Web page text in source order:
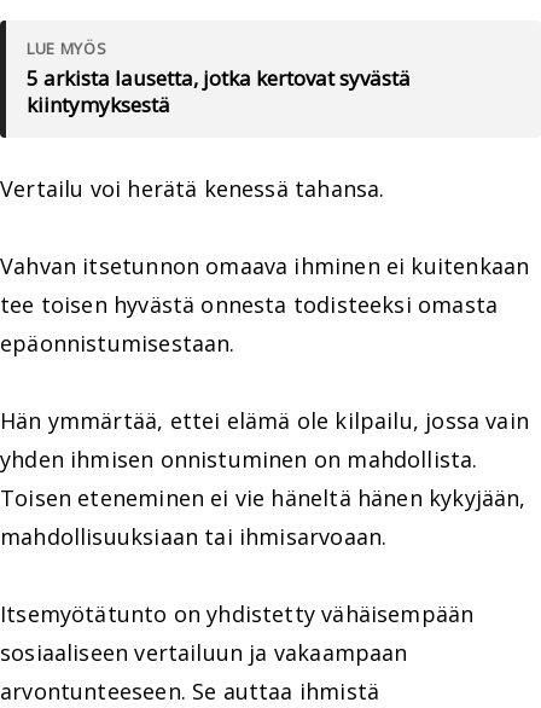
LUE MYÖS
5 arkista lausetta, jotka kertovat syvästä
kiintymyksestä
Vertailu voi herätä kenessä tahansa.
Vahvan itsetunnon omaava ihminen ei kuitenkaan
tee toisen hyvästä onnesta todisteeksi omasta
epäonnistumisestaan.
Hän ymmärtää, ettei elämä ole kilpailu, jossa vain
yhden ihmisen onnistuminen on mahdollista.
Toisen eteneminen ei vie häneltä hänen kykyjään,
mahdollisuuksiaan tai ihmisarvoaan.
Itsemyötätunto on yhdistetty vähäisempään
sosiaaliseen vertailuun ja vakaampaan
arvontunteeseen. Se auttaa ihmistä